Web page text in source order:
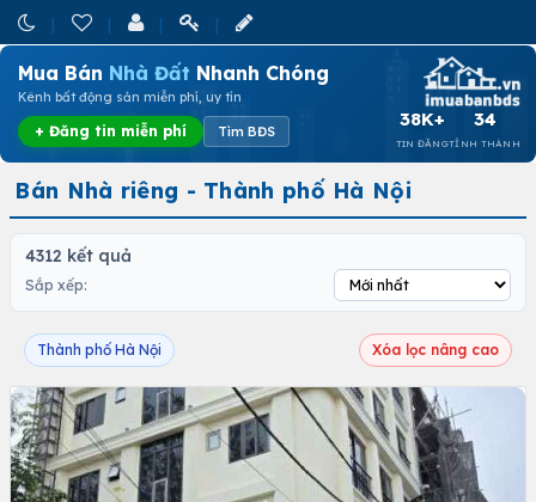
Mua Bán Nhà Đất Nhanh Chóng
Kênh bất động sản miễn phí, uy tín
+ Đăng tin miễn phí Tìm BĐS
38K+
TIN ĐĂNG
34
TỈNH THÀNH
Bán Nhà riêng - Thành phố Hà Nội
4312 kết quả
Sắp xếp:
Thành phố Hà Nội Xóa lọc nâng cao